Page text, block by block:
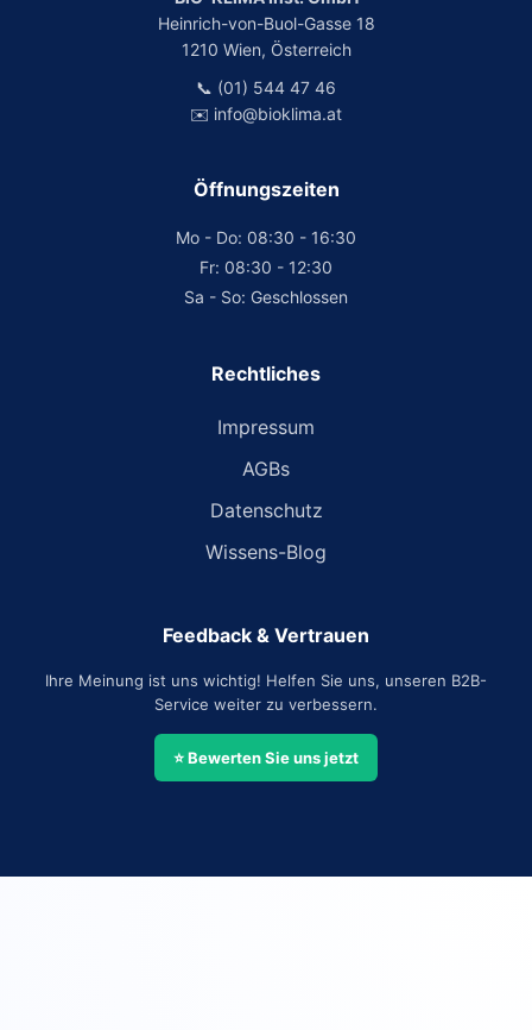
Heinrich-von-Buol-Gasse 18
1210 Wien, Österreich
📞 (01) 544 47 46
✉️ info@bioklima.at
Öffnungszeiten
Mo - Do: 08:30 - 16:30
Fr: 08:30 - 12:30
Sa - So: Geschlossen
Rechtliches
Impressum
AGBs
Datenschutz
Wissens-Blog
Feedback & Vertrauen
Ihre Meinung ist uns wichtig! Helfen Sie uns, unseren B2B-
Service weiter zu verbessern.
⭐ Bewerten Sie uns jetzt